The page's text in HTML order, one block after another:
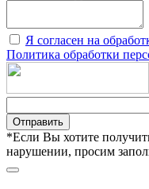
Я согласен на
Политика обработки
Отправить
*Если Вы хотите
нарушении, просим